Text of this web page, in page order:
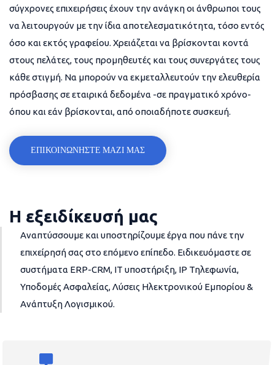
σύγχρονες επιχειρήσεις έχουν την ανάγκη οι άνθρωποι τους
να λειτουργούν με την ίδια αποτελεσματικότητα, τόσο εντός
όσο και εκτός γραφείου. Χρειάζεται να βρίσκονται κοντά
στους πελάτες, τους προμηθευτές και τους συνεργάτες τους
κάθε στιγμή. Να μπορούν να εκμεταλλευτούν την ελευθερία
πρόσβασης σε εταιρικά δεδομένα -σε πραγματικό χρόνο-
όπου και εάν βρίσκονται, από οποιαδήποτε συσκευή.
ΕΠΙΚΟΙΝΩΝΗΣΤΕ ΜΑΖΙ ΜΑΣ
Η εξειδίκευσή μας
Αναπτύσσουμε και υποστηρίζουμε έργα που πάνε την
επιχείρησή σας στο επόμενο επίπεδο. Ειδικευόμαστε σε
συστήματα ERP-CRM, IT υποστήριξη, IP Τηλεφωνία,
Υποδομές Ασφαλείας, Λύσεις Ηλεκτρονικού Εμπορίου &
Ανάπτυξη Λογισμικού.